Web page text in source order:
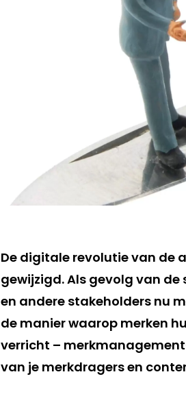
De digitale revolutie van de
gewijzigd. Als gevolg van
en andere stakeholders nu
de manier waarop merken
verricht –
van je merkdragers en